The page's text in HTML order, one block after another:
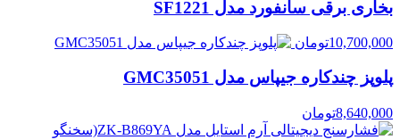
بخاری برقی سانفورد مدل SF1221
10,700,000تومان
پلوپز چندکاره جیپاس مدل GMC35051
8,640,000تومان